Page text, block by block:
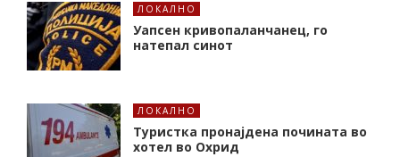
ЛОКАЛНО
Уапсен кривопаланчанец, го
натепал синот
ЛОКАЛНО
Туристка пронајдена почината во
хотел во Охрид